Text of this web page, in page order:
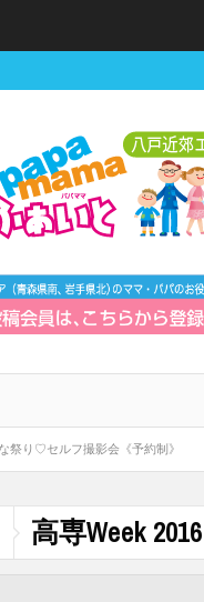
り♡セルフ撮影会《予約制》
高専Week 2016